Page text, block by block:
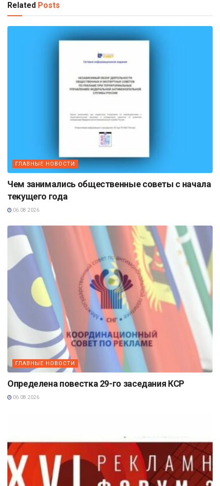
Related Posts
ГЛАВНЫЕ НОВОСТИ
Чем занимались общественные советы с начала
текущего года
06.08.2026
ГЛАВНЫЕ НОВОСТИ
Определена повестка 29-го заседания КСР
06.08.2026